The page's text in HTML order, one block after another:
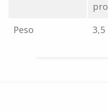
Peso
3,5